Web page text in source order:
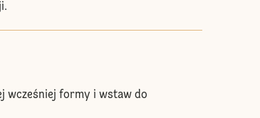
wcześniej formy i wstaw do